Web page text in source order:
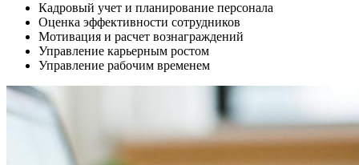
Кадровый учет и планирование персонала
Оценка эффективности сотрудников
Мотивация и расчет вознаграждений
Управление карьерным ростом
Управление рабочим временем